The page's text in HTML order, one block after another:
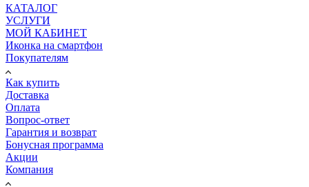
КАТАЛОГ
УСЛУГИ
МОЙ КАБИНЕТ
Иконка на смартфон
Покупателям
Как купить
Доставка
Оплата
Вопрос-ответ
Гарантия и возврат
Бонусная программа
Акции
Компания